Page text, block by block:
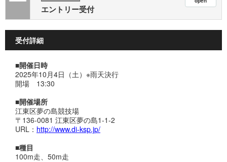
エントリー受付
受付詳細
■開催日時
2025年10月4日（土）※雨天決行
開場 13:30
■開催場所
江東区夢の島競技場
〒136-0081 江東区夢の島1-1-2
URL： http://www.di-ksp.jp/
■種目
100m走、50m走